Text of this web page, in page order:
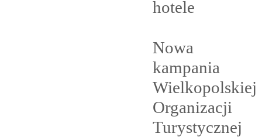
hotele
Nowa
kampania
Wielkopolskiej
Organizacji
Turystycznej